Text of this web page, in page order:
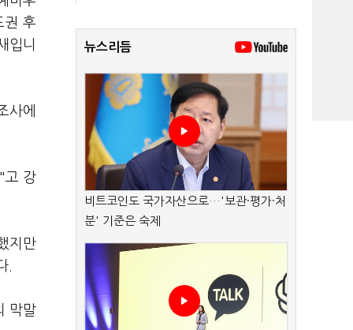
권 후
입니
사에
고 강
지만
.
막말
뉴스리듬
비트코인도 국가자산으로…'보관·평가·처
분' 기준은 숙제